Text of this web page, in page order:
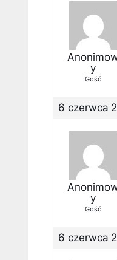
y
Gość
6 czerwca
y
Gość
6 czerwca